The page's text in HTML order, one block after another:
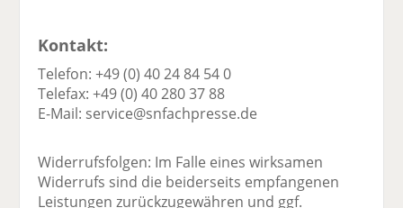
Kontakt:
Telefon: +49 (0) 40 24 84 54 0
Telefax: +49 (0) 40 280 37 88
E-Mail: service@snfachpresse.de
Widerrufsfolgen: Im Falle eines wirksamen
Widerrufs sind die beiderseits empfangenen
Leistungen zurückzugewähren und ggf.